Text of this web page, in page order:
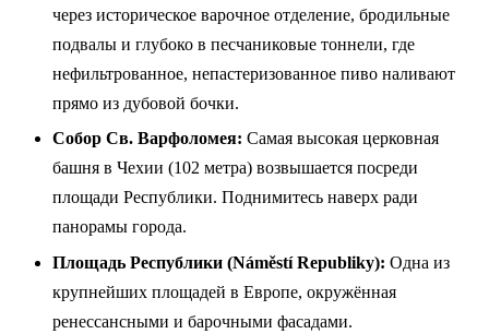
через историческое варочное отделение, бродильные
подвалы и глубоко в песчаниковые тоннели, где
нефильтрованное, непастеризованное пиво наливают
прямо из дубовой бочки.
Собор Св. Варфоломея: Самая высокая церковная
башня в Чехии (102 метра) возвышается посреди
площади Республики. Поднимитесь наверх ради
панорамы города.
Площадь Республики (Náměstí Republiky): Одна из
крупнейших площадей в Европе, окружённая
ренессансными и барочными фасадами.